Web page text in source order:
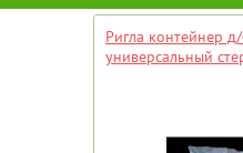
Ригла контейнер
универсальный